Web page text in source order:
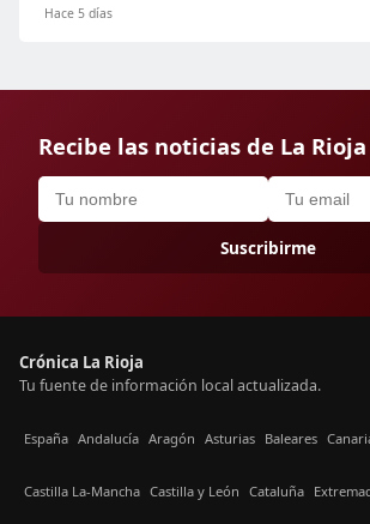
Hace 5 días
Recibe las noticias de La
Suscribirme
Crónica La Rioja
Tu fuente de información local actualizada.
España Andalucía Aragón Asturias Baleares
Castilla La-Mancha Castilla y León Cataluña